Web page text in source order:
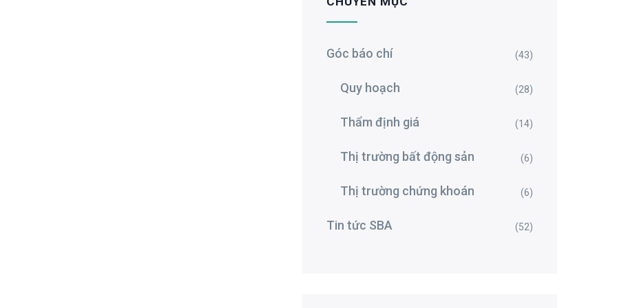
Góc báo chí (43)
Quy hoạch (28)
Thẩm định giá (14)
Thị trường bất động sản (6)
Thị trường chứng khoán (6)
Tin tức SBA (52)